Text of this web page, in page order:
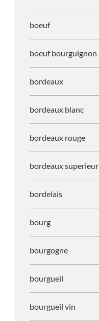
boeuf
boeuf bourguignon
bordeaux
bordeaux blanc
bordeaux rouge
bordeaux superieur
bordelais
bourg
bourgogne
bourgueil
bourgueil vin